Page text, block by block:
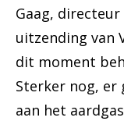
Gaag, directeur
uitzending van
dit moment
Sterker nog, er
aan het